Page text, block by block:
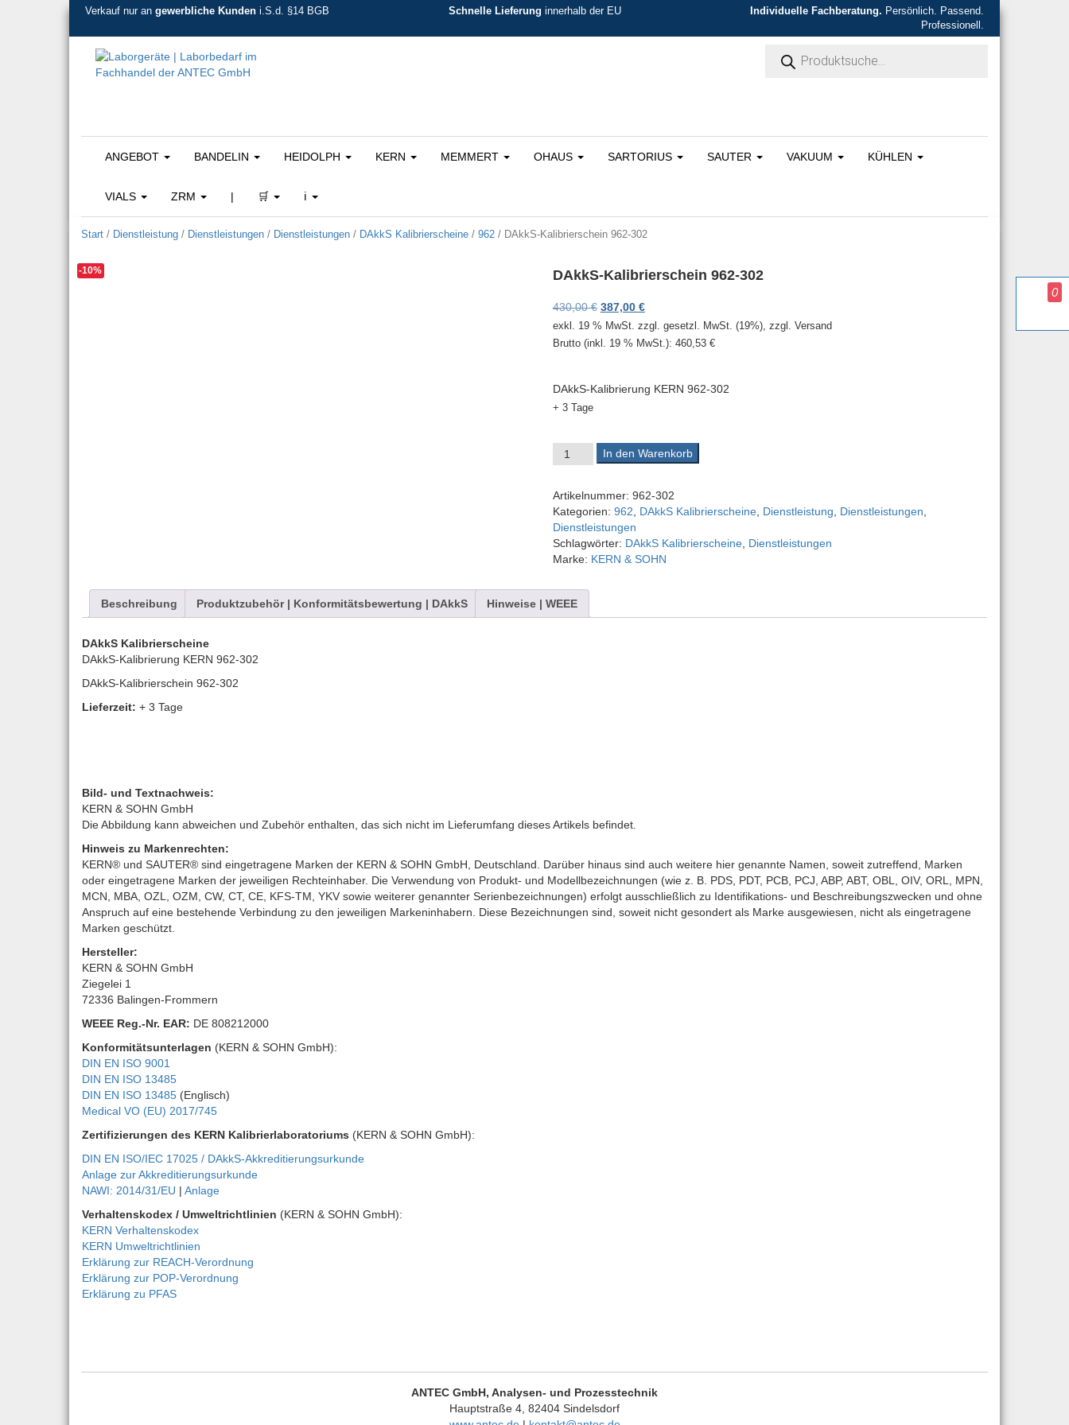
Verkauf nur an gewerbliche Kunden i.S.d. §14 BGB Schnelle Lieferung innerhalb der EU Individuelle Fachberatung. Persönlich. Passend.
Professionell.
ANGEBOT BANDELIN HEIDOLPH KERN MEMMERT OHAUS SARTORIUS SAUTER VAKUUM KÜHLEN
VIALS ZRM | 🛒 ℹ️
Start / Dienstleistung / Dienstleistungen / Dienstleistungen / DAkkS Kalibrierscheine / 962 / DAkkS-Kalibrierschein 962-302
-10% DAkkS-Kalibrierschein 962-302
430,00€ Ursprünglicher Preis war: 430,00 €
387,00 €Aktueller Preis ist: 387,00 €.
exkl. 19 % MwSt. zzgl. gesetzl. MwSt. (19%), zzgl. Versand
Brutto (inkl. 19 % MwSt.): 460,53 €
DAkkS-Kalibrierung KERN 962-302
+ 3 Tage
DAkkS-Kalibrierschein 962-302 Menge
In den Warenkorb
Artikelnummer: 962-302
Kategorien: 962 DAkkS Kalibrierscheine, Dienstleistung Dienstleistungen
Dienstleistungen
Schlagwörter: DAkkS Kalibrierscheine, Dienstleistungen
Marke: KERN & SOHN
Beschreibung Produktzubehör | Konformitätsbewertung | DAkkS Hinweise | WEEE
DAkkS Kalibrierscheine
DAkkS-Kalibrierung KERN 962-302
DAkkS-Kalibrierschein 962-302
Lieferzeit: + 3 Tage
Bild- und Textnachweis:
KERN & SOHN GmbH
Die Abbildung kann abweichen und Zubehör enthalten, das sich nicht im Lieferumfang dieses Artikels befindet.
Hinweis zu Markenrechten:
KERN® und SAUTER® sind eingetragene Marken der KERN & SOHN GmbH, Deutschland. Darüber hinaus sind auch weitere hier genannte Namen, soweit zutreffend, Marken
oder eingetragene Marken der jeweiligen Rechteinhaber. Die Verwendung von Produkt- und Modellbezeichnungen (wie z. B. PDS, PDT, PCB, PCJ, ABP, ABT, OBL, OIV, ORL, MPN,
MCN, MBA, OZL, OZM, CW, CT, CE, KFS-TM, YKV sowie weiterer genannter Serienbezeichnungen) erfolgt ausschließlich zu Identifikations- und Beschreibungszwecken und ohne
Anspruch auf eine bestehende Verbindung zu den jeweiligen Markeninhabern. Diese Bezeichnungen sind, soweit nicht gesondert als Marke ausgewiesen, nicht als eingetragene
Marken geschützt.
Hersteller:
KERN & SOHN GmbH
Ziegelei 1
72336 Balingen-Frommern
WEEE Reg.-Nr. EAR: DE 808212000
Konformitätsunterlagen (KERN & SOHN GmbH):
DIN EN ISO 9001
DIN EN ISO 13485
DIN EN ISO 13485 (Englisch)
Medical VO (EU) 2017/745
Zertifizierungen des KERN Kalibrierlaboratoriums (KERN & SOHN GmbH):
DIN EN ISO/IEC 17025 / DAkkS-Akkreditierungsurkunde
Anlage zur Akkreditierungsurkunde
NAWI: 2014/31/EU | Anlage
Verhaltenskodex / Umweltrichtlinien (KERN & SOHN GmbH):
KERN Verhaltenskodex
KERN Umweltrichtlinien
Erklärung zur REACH-Verordnung
Erklärung zur POP-Verordnung
Erklärung zu PFAS
ANTEC GmbH, Analysen- und Prozesstechnik
Hauptstraße 4, 82404 Sindelsdorf
0